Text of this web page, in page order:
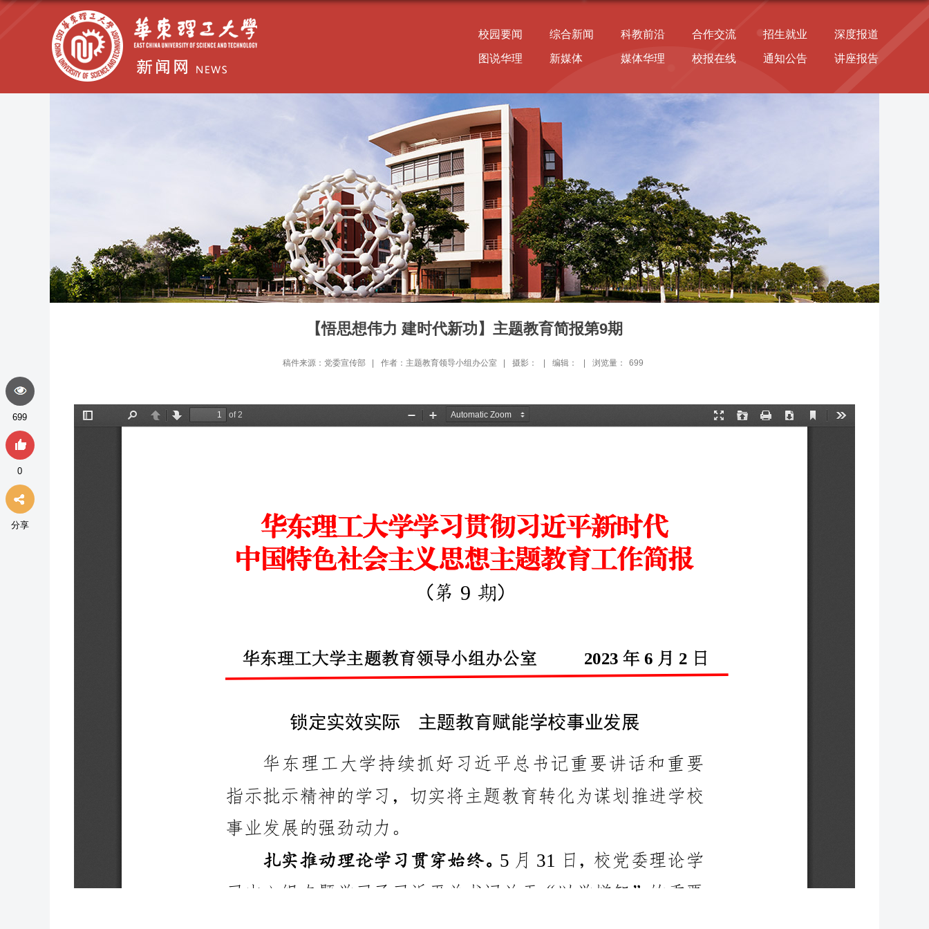
校园要闻 综合新闻 科教前沿 合作交流 招生就业 深度报道
图说华理 新媒体 媒体华理 校报在线 通知公告 讲座报告
【悟思想伟力 建时代新功】主题教育简报第9期
稿件来源：党委宣传部 | 作者：主题教育领导小组办公室 | 摄影： | 编辑： | 浏览量： 699
699
0
分享